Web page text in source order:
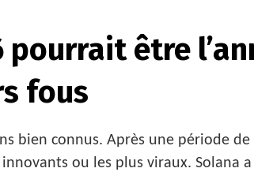
pourrait être
fous
bien connus. Après une période
ou les plus viraux. Solana